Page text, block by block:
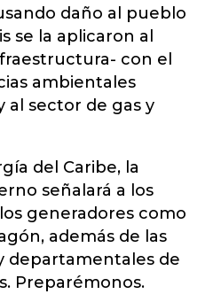
daño al pueblo
se la aplicaron al
con el
ambientales
al sector de gas y
del Caribe, la
señalará a los
generadores como
además de las
departamentales de
Preparémonos.